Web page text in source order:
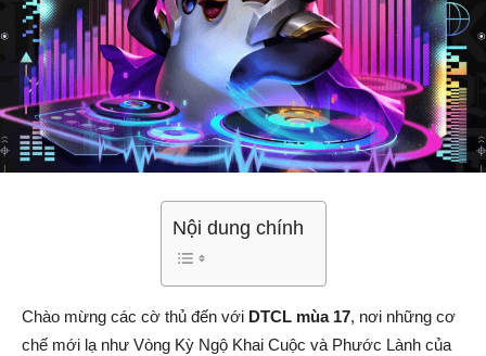
Nội dung chính
Chào mừng các cờ thủ đến với DTCL mùa 17, nơi những cơ
chế mới lạ như Vòng Kỳ Ngộ Khai Cuộc và Phước Lành của